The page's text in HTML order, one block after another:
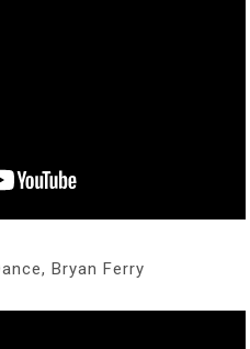
Bryan Ferry